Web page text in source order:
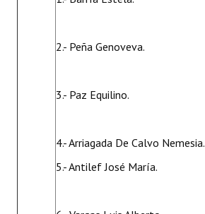
2.- Peña Genoveva.
3.- Paz Equilino.
4.- Arriagada De Calvo Nemesia.
5.- Antilef José María.